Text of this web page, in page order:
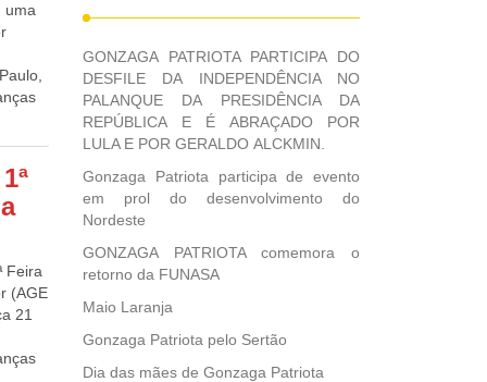
O
uma
um
das
Feira
(AGE
21
GONZAGA PATRIOTA PARTICIPA DO
DESFILE DA INDEPENDÊNCIA NO
PALANQUE DA PRESIDÊNCIA DA
REPÚBLICA E É ABRAÇADO POR
LULA E POR GERALDO ALCKMIN.
Gonzaga Patriota participa de evento
em prol do desenvolvimento do
Nordeste
GONZAGA PATRIOTA comemora o
retorno da FUNASA
Maio Laranja
Gonzaga Patriota pelo Sertão
Dia das mães de Gonzaga Patriota